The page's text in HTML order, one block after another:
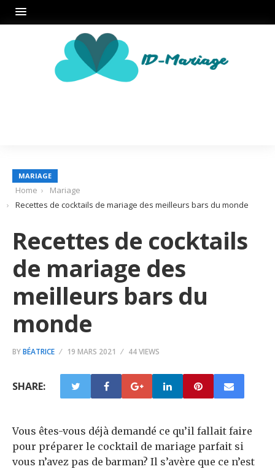
MARIAGE
Home
Mariage
Recettes de cocktails de mariage des meilleurs bars du monde
Recettes de cocktails
de mariage des
meilleurs bars du
monde
BYBÉATRICE 19 MARS 2021 44 VIEWS
SHARE:
Vous êtes-vous déjà demandé ce qu’il fallait faire
pour préparer le cocktail de mariage parfait si
vous n’avez pas de barman? Il s’avère que ce n’est